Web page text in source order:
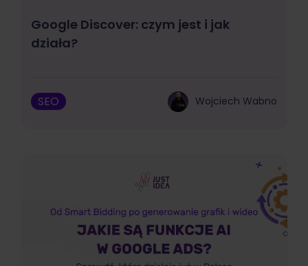
Google Discover: czym jest i jak
działa?
SEO Wojciech Wabno